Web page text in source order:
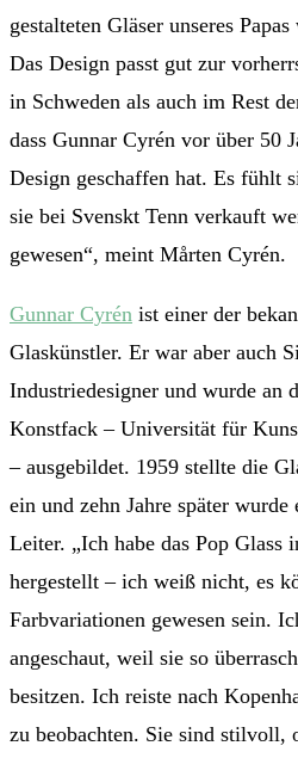
gestalteten Gläser unseres
Das Design passt gut zur
in Schweden als auch im Rest
dass Gunnar Cyrén vor über 50
Design geschaffen hat. Es fühlt
sie bei Svenskt Tenn verkauft
gewesen“, meint Mårten Cyrén.
Gunnar Cyrén ist einer der
Glaskünstler. Er war aber auch
Industriedesigner und wurde an
Konstfack – Universität für
– ausgebildet. 1959 stellte die
ein und zehn Jahre später
Leiter. „Ich habe das Pop Glass
hergestellt – ich weiß nicht, es
Farbvariationen gewesen sein.
angeschaut, weil sie so
besitzen. Ich reiste nach
zu beobachten. Sie sind stilvoll,